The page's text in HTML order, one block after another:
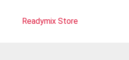
Readymix Store